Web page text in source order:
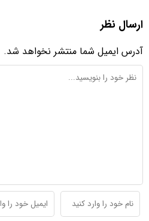
ارسال نظر
آدرس ایمیل شما منتشر نخواهد شد.